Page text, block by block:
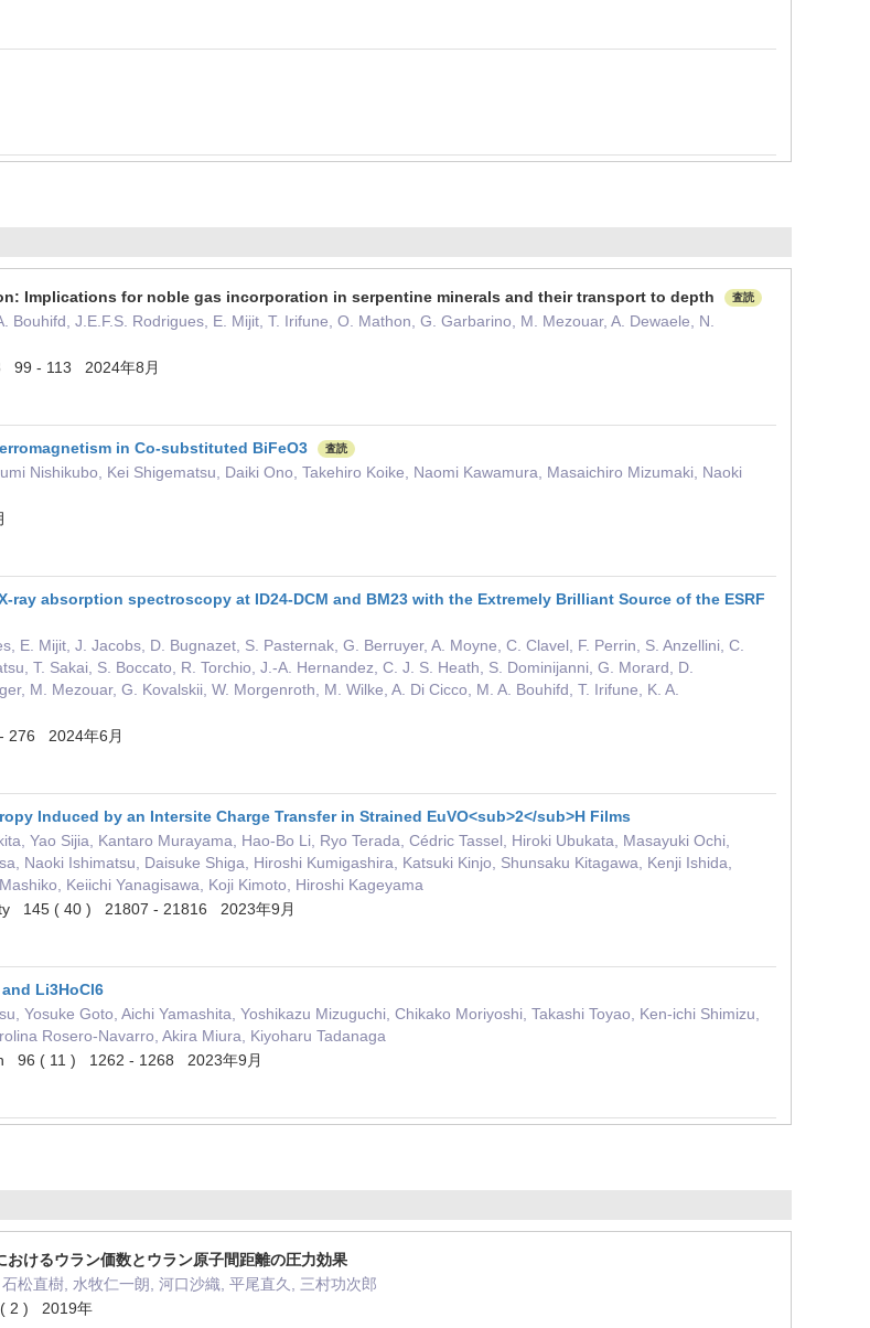
Implications for noble gas incorporation in serpentine minerals and their transport to depth 査読
Bouhifd, J.E.F.S. Rodrigues, E. Mijit, T. Irifune, O. Mathon, G. Garbarino, M. Mezouar, A. Dewaele, N.
99 - 113 2024年8月
in Co-substituted BiFeO3 査読
Nishikubo, Kei Shigematsu, Daiki Ono, Takehiro Koike, Naomi Kawamura, Masaichiro Mizumaki, Naoki
absorption spectroscopy at ID24-DCM and BM23 with the Extremely Brilliant Source of the ESRF
E. Mijit, J. Jacobs, D. Bugnazet, S. Pasternak, G. Berruyer, A. Moyne, C. Clavel, F. Perrin, S. Anzellini, C.
T. Sakai, S. Boccato, R. Torchio, J.-A. Hernandez, C. J. S. Heath, S. Dominijanni, G. Morard, D.
M. Mezouar, G. Kovalskii, W. Morgenroth, M. Wilke, A. Di Cicco, M. A. Bouhifd, T. Irifune, K. A.
276 2024年6月
Induced by an Intersite Charge Transfer in Strained EuVO<sub>2</sub>H Films
Yao Sijia, Kantaro Murayama, Hao-Bo Li, Ryo Terada, Cédric Tassel, Hiroki Ubukata, Masayuki Ochi,
Naoki Ishimatsu, Daisuke Shiga, Hiroshi Kumigashira, Katsuki Kinjo, Shunsaku Kitagawa, Kenji Ishida,
Keiichi Yanagisawa, Koji Kimoto, Hiroshi Kageyama
145 ( 40 ) 21807 - 21816 2023年9月
Li3HoCl6
Yosuke Goto, Aichi Yamashita, Yoshikazu Mizuguchi, Chikako Moriyoshi, Takashi Toyao, Ken-ichi Shimizu,
Rosero-Navarro, Akira Miura, Kiyoharu Tadanaga
96 ( 11 ) 1262 - 1268 2023年9月
けるウラン価数とウラン原子間距離の圧力効果
松直樹, 水牧仁一朗, 河口沙織, 平尾直久, 三村功次郎
( 2 ) 2019年